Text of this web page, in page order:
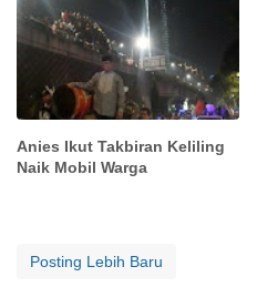
Anies Ikut Takbiran Keliling
Naik Mobil Warga
Posting Lebih Baru